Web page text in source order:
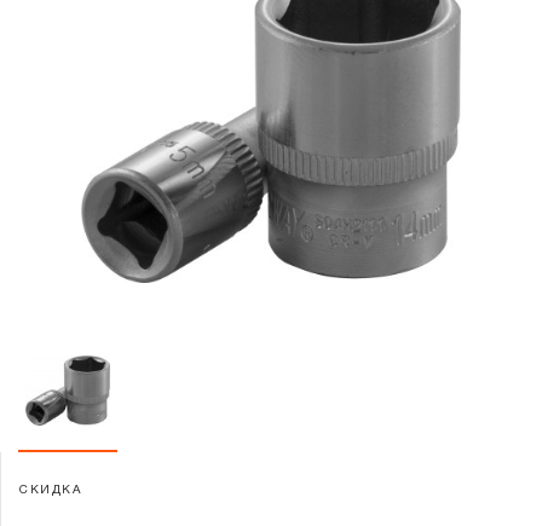
Новости
Бренды
Доставка и оплата
Партнерам
Забыли пароль?
СКИДКА